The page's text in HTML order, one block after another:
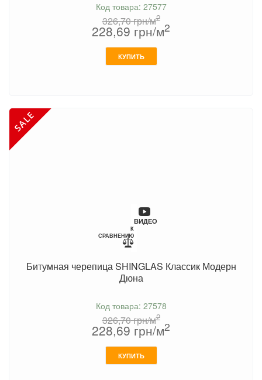
Код товара: 27577
326,70грн/м2
228,69 грн/м2
КУПИТЬ
ВИДЕО
К
СРАВНЕНИЮ
Битумная черепица SHINGLAS Классик Модерн
Дюна
Код товара: 27578
326,70грн/м2
228,69 грн/м2
КУПИТЬ